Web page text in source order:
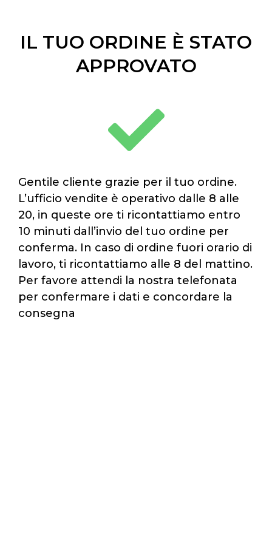
IL TUO ORDINE È STATO
APPROVATO
Gentile cliente grazie per il tuo ordine.
L’ufficio vendite è operativo dalle 8 alle
20, in queste ore ti ricontattiamo entro
10 minuti dall’invio del tuo ordine per
conferma. In caso di ordine fuori orario di
lavoro, ti ricontattiamo alle 8 del mattino.
Per favore attendi la nostra telefonata
per confermare i dati e concordare la
consegna